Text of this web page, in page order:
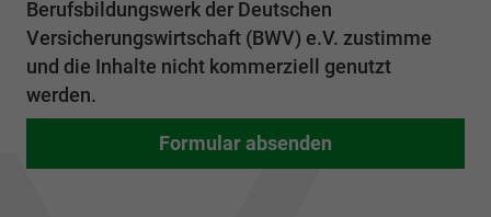
Berufsbildungswerk der Deutschen
Versicherungswirtschaft (BWV) e.V. zustimme
und die Inhalte nicht kommerziell genutzt
werden.